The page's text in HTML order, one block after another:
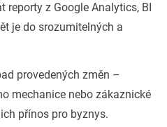
reporty z Google Analytics, BI
je do srozumitelných a
provedených změn –
mechanice nebo zákaznické
přínos pro byznys.